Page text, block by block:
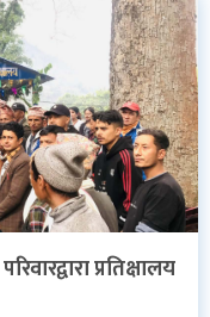
प्रतिक्षालय